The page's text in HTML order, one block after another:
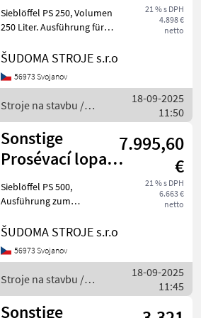
PS 250
21 % s DPH
4.898 €
netto
Sieblöffel PS 250, Volumen
250 Liter. Ausführung für
Klemmung, Getriebe mit
universelles Klemmsystem
ŠUDOMA STROJE s.r.o
56973 Svojanov
Stroje na stavbu /
Sonstige
18-09-2025
11:50
Sonstige
Prosévací lopata
PS 500
7.995,60
€
21 % s DPH
6.663 €
netto
Sieblöffel PS 500,
Ausführung zum
Klemmung, HARDOX-Siebe
über Hydromotor.
Konformitätserklärung.
Gewich
ŠUDOMA STROJE s.r.o
56973 Svojanov
Stroje na stavbu /
Sonstige
18-09-2025
11:45
Sonstige